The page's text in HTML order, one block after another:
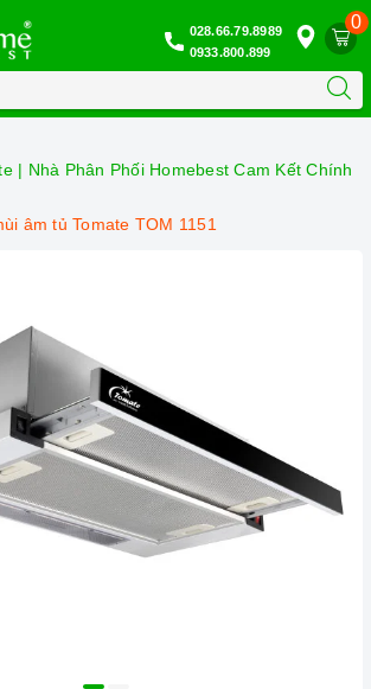
0
028.66.79.8989
0933.800.899
| Nhà Phân Phối Homebest Cam Kết Chính
âm tủ Tomate TOM 1151